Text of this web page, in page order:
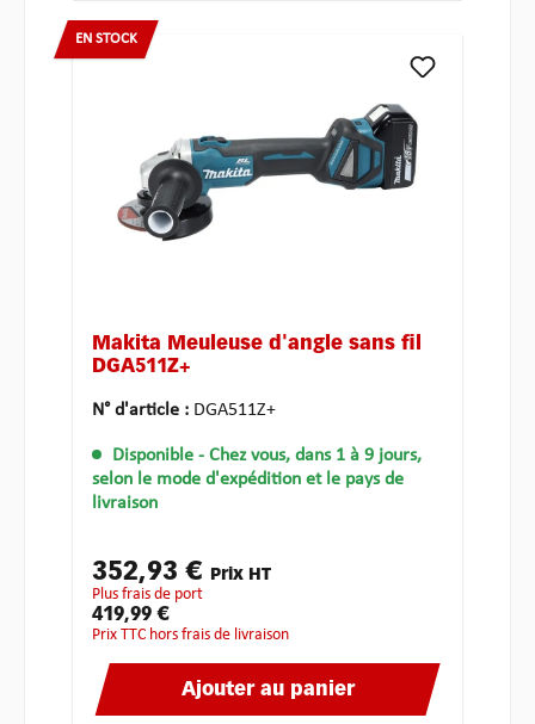
EN STOCK
Makita Meuleuse d'angle sans fil
DGA511Z+
N° d'article : DGA511Z+
Disponible - Chez vous, dans 1 à 9 jours,
selon le mode d'expédition et le pays de
livraison
352,93 € Prix HT
plus frais de port
419,99 €
Prix TTC hors frais de livraison
Ajouter au panier